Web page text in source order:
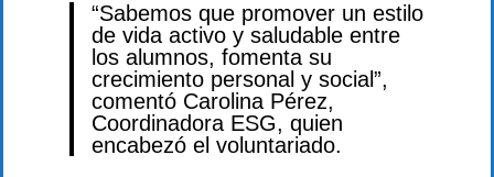
“Sabemos que promover un estilo
de vida activo y saludable entre
los alumnos, fomenta su
crecimiento personal y social”,
comentó Carolina Pérez,
Coordinadora ESG, quien
encabezó el voluntariado.